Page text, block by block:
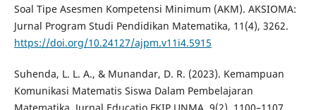
Soal Tipe Asesmen Kompetensi Minimum (AKM). AKSIOMA:
Jurnal Program Studi Pendidikan Matematika, 11(4), 3262.
https://doi.org/10.24127/ajpm.v11i4.5915
Suhenda, L. L. A., & Munandar, D. R. (2023). Kemampuan
Komunikasi Matematis Siswa Dalam Pembelajaran